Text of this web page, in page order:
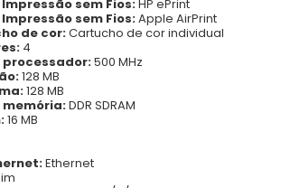
sem Fios:HP ePrint
sem Fios:Apple AirPrint
de cor:Cartucho de cor individual
4
500 MHz
128 MB
128 MB
DDR SDRAM
16 MB
Ethernet